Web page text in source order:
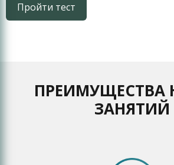
Пройти тест
ЗАНЯТИЙ